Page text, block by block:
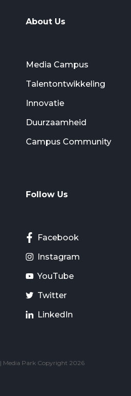
About Us
Media Campus
Talentontwikkeling
Innovatie
Duurzaamheid
Campus Community
Follow Us
Facebook
Instagram
YouTube
Twitter
LinkedIn
| Media Park Copyright 2026